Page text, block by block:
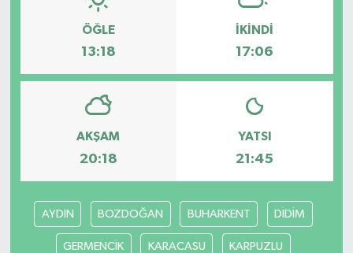
ÖĞLE
13:18
İKINDI
17:06
AKŞAM
20:18
YATSI
21:45
AYDIN BOZDOĞAN BUHARKENT DİDİM
GERMENCİK KARACASU KARPUZLU